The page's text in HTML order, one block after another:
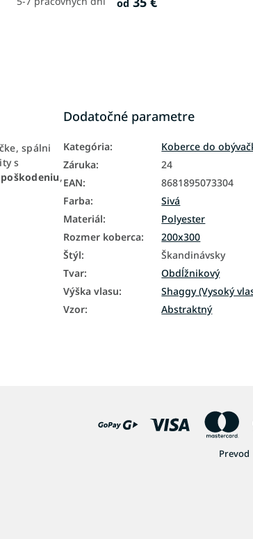
od
spálni
s
,
Dodatočné parametre
Kategória:
Koberce do
Záruka:
24
EAN:
8681895073304
Farba:
Sivá
Materiál:
Polyester
Rozmer koberca:
200x300
Štýl:
Škandinávsky
Tvar:
Obdĺžnikový
Výška vlasu:
Shaggy (Vysoký
Vzor: Abstraktný
Prevod